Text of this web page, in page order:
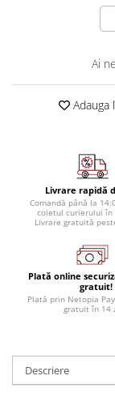
Ai
Adauga
Livrare rapidă
Comandă până la
coletul curierului în
Livrare gratuită
Plată online
gratuit!
Plată prin Netopia
gratuit în 14
Descriere